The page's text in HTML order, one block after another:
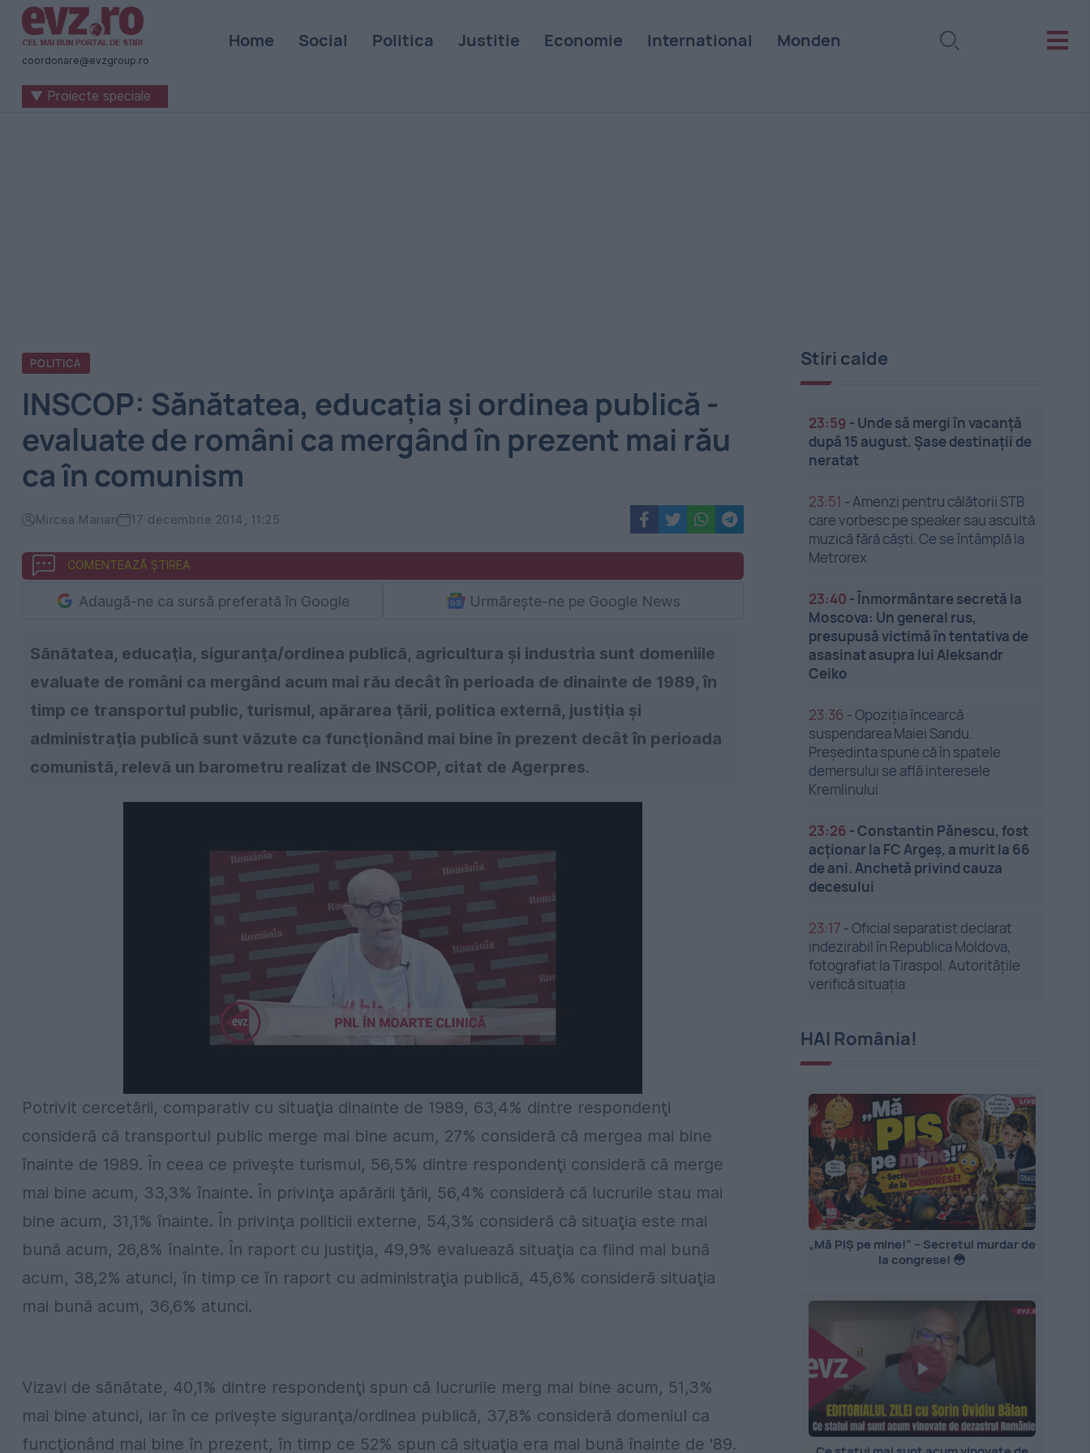
Știri
naționale
internaționale
coordonare@evzgroup.ro
Home Social Politica Justitie Economie International Monden
▼ Proiecte speciale
POLITICA
INSCOP: Sănătatea, educaţia şi ordinea publică -
evaluate de români ca mergând în prezent mai rău
ca în comunism
Mircea Marian 17 decembrie 2014, 11:25
COMENTEAZĂ ȘTIREA
Adaugă-ne ca sursă preferată în Google Urmărește-ne pe Google News
Sănătatea, educaţia, siguranţa/ordinea publică, agricultura şi industria sunt domeniile
evaluate de români ca mergând acum mai rău decât în perioada de dinainte de 1989, în
timp ce transportul public, turismul, apărarea ţării, politica externă, justiţia şi
administraţia publică sunt văzute ca funcţionând mai bine în prezent decât în perioada
comunistă, relevă un barometru realizat de INSCOP, citat de Agerpres.
Potrivit cercetării, comparativ cu situaţia dinainte de 1989, 63,4% dintre respondenţi
consideră că transportul public merge mai bine acum, 27% consideră că mergea mai bine
înainte de 1989. În ceea ce priveşte turismul, 56,5% dintre respondenţi consideră că merge
mai bine acum, 33,3% înainte. În privinţa apărării ţării, 56,4% consideră că lucrurile stau mai
bine acum, 31,1% înainte. În privinţa politicii externe, 54,3% consideră că situaţia este mai
bună acum, 26,8% înainte. În raport cu justiţia, 49,9% evaluează situaţia ca fiind mai bună
acum, 38,2% atunci, în timp ce în raport cu administraţia publică, 45,6% consideră situaţia
mai bună acum, 36,6% atunci.
Vizavi de sănătate, 40,1% dintre respondenţi spun că lucrurile merg mai bine acum, 51,3%
mai bine atunci, iar în ce priveşte siguranţa/ordinea publică, 37,8% consideră domeniul ca
funcţionând mai bine în prezent, în timp ce 52% spun că situaţia era mai bună înainte de '89.
Stiri calde
23:59 - Unde să mergi în vacanță
după 15 august. Șase destinații de
neratat
23:51 -Amenzi pentru călătorii STB
care vorbesc pe speaker sau ascultă
muzică fără căști. Ce se întâmplă la
Metrorex
23:40 -Înmormântare secretă la
Moscova: Un general rus,
presupusă victimă în tentativa de
asasinat asupra lui Aleksandr
Ceiko
23:36 -Opoziția încearcă
suspendarea Maiei Sandu.
Președinta spune că în spatele
demersului se află interesele
Kremlinului
23:26 -Constantin Pănescu, fost
acționar la FC Argeș, a murit la 66
de ani. Anchetă privind cauza
decesului
23:17 -Oficial separatist declarat
indezirabil în Republica Moldova,
fotografiat la Tiraspol. Autoritățile
verifică situația
HAI România!
„Mă PIȘ pe mine!” – Secretul murdar de
la congrese! 😳